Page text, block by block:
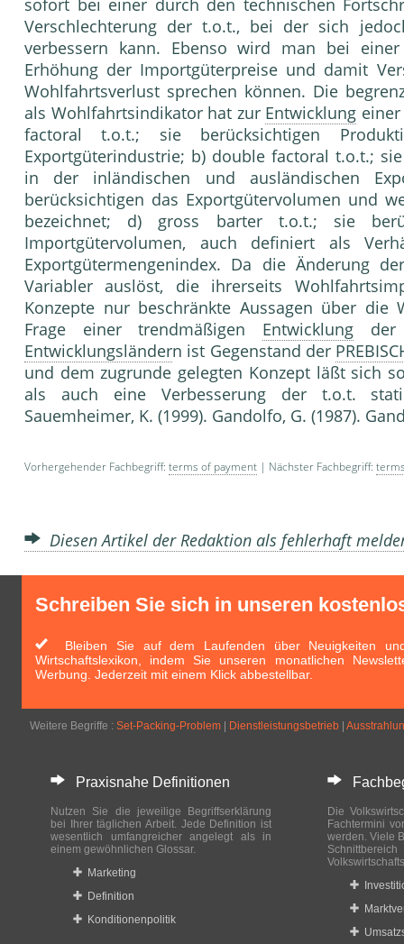
sofort bei einer durch den technischen
Verschlechterung der t.o.t., bei der sich
verbessern kann. Ebenso wird man bei
Erhöhung der Importgüterpreise und damit
Wohlfahrtsverlust sprechen können. Die
als Wohlfahrtsindikator hat zur Entwicklung
factoral t.o.t.; sie berücksichtigen
Exportgüterindustrie; b) double factoral t.o.t.;
in der inländischen und ausländischen
berücksichtigen das Exportgütervolumen und
bezeichnet; d) gross barter t.o.t.; sie
Importgütervolumen, auch definiert als
Exportgütermengenindex. Da die Änderung
Variabler auslöst, die ihrerseits
Konzepte nur beschränkte Aussagen über die
Frage einer trendmäßigen Entwicklungder
Entwicklungsländern ist Gegenstand der
und dem zugrunde gelegten Konzept läßt sich
als auch eine Verbesserung der t.o.t.
Sauemheimer, K. (1999). Gandolfo, G. (1987).
Vorhergehender Fachbegriff: terms of payment | Nächster Fachbegriff:
Diesen Artikel der Redaktion als fehlerhaft
Schreiben Sie sich in unseren
Bleiben Sie auf dem Laufenden über Neuigkeiten
Wirtschaftslexikon, indem Sie unseren monatlichen
Werbung. Jederzeit mit einem Klick abbestellbar.
Weitere Begriffe : Set-Packing-Problem Dienstleistungsbetrieb
Praxisnahe Definitionen
Nutzen Sie die jeweilige Begriffserklärung
bei Ihrer täglichen Arbeit. Jede Definition ist
wesentlich umfangreicher angelegt als in
einem gewöhnlichen Glossar.
Marketing
Definition
Konditionenpolitik
Die
Fachtermini
werden. Viele